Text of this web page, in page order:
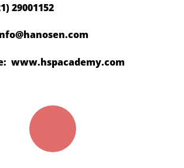
29001152
www.hspacademy.com